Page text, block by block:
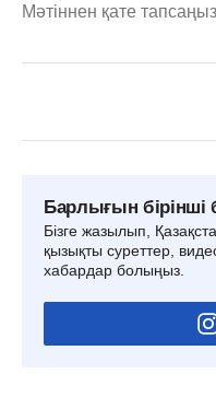
Мәтіннен қате
Барлығын
Бізге жазылып,
қызықты суреттер,
хабардар болыңыз.